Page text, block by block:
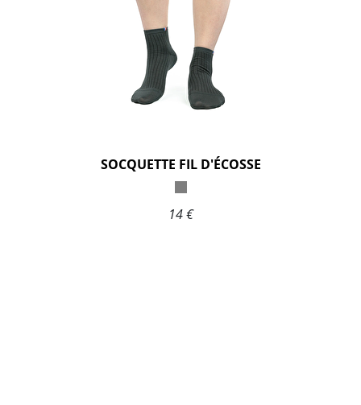
SOCQUETTE FIL D'ÉCOSSE
14 €